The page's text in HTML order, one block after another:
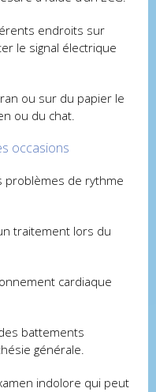
endroits sur
le signal électrique
ou sur du papier le
ou du chat.
occasions
problèmes de rythme
traitement lors du
cardiaque
battements
générale.
indolore qui peut